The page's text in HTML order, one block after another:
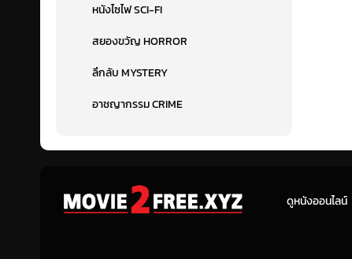
หนังไซไฟ SCI-FI
สยองขวัญ HORROR
ลึกลับ MYSTERY
อาชญากรรม CRIME
ดูหนังออนไลน์